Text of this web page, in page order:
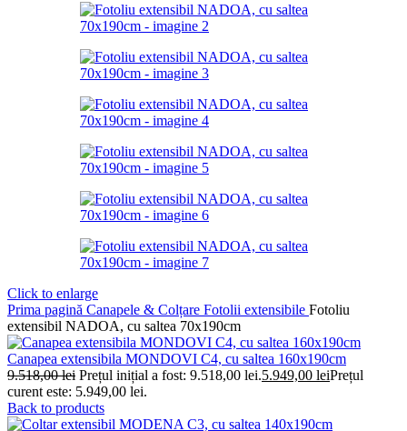
Click to enlarge
Prima pagină Canapele & Colțare Fotolii extensibile Fotoliu
extensibil NADOA, cu saltea 70x190cm
Canapea extensibila MONDOVI C4, cu saltea 160x190cm
9.518,00lei Prețul inițial a fost: 9.518,00 lei.5.949,00 leiPrețul
curent este: 5.949,00 lei.
Back to products